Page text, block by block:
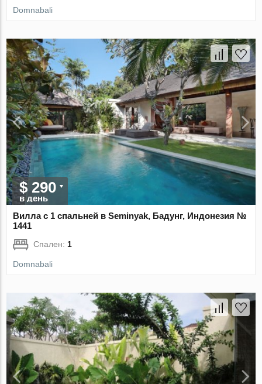
Domnabali
$ 290
в день
Вилла с 1 спальней в Seminyak, Бадунг, Индонезия №
1441
Спален: 1
Domnabali